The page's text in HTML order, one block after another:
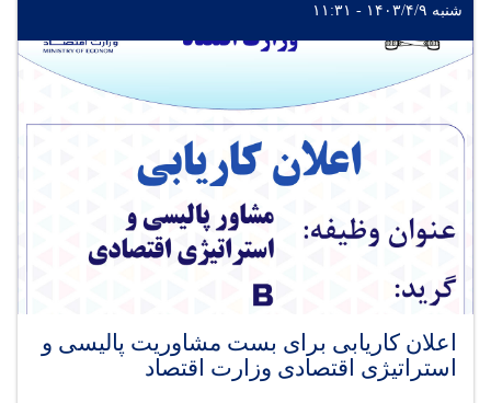
شنبه ۱۴۰۳/۴/۹ - ۱۱:۳۱
اعلان کاریابی برای بست مشاوریت پالیسی و
استراتیژی اقتصادی وزارت اقتصاد